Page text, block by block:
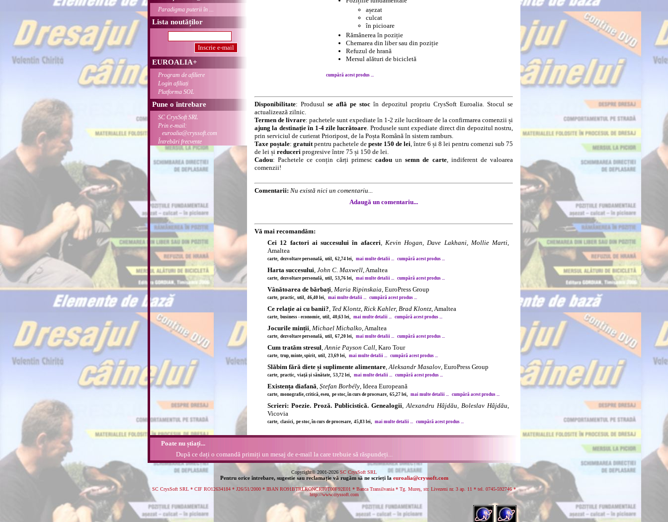
Paradigma puterii în ...
Lista noutăților
EUROALIA+
Program de afiliere
Login afiliați
Platforma SOL
Pune o întrebare
SC CrysSoft SRL
Prin e-mail:
euroalia@cryssoft.com
Întrebări frecvente
așezat
culcat
în picioare
Rămânerea în poziție
Chemarea din liber sau din poziție
Refuzul de hrană
Mersul alături de bicicletă
cumpără acest produs ...
Disponibilitate: Produsul se află pe stoc în depozitul propriu CrysSoft Euroalia. Stocul se
actualizează zilnic.
Termen de livrare: pachetele sunt expediate în 1-2 zile lucrătoare de la confirmarea comenzii și
ajung la destinație în 1-4 zile lucrătoare. Produsele sunt expediate direct din depozitul nostru,
prin serviciul de curierat Prioripost, de la Poșta Română în sistem ramburs.
Taxe poștale: gratuitpentru pachetele de peste 150 de lei, între 6 și 8 lei pentru comenzi sub 75
de lei și reduceri progresive între 75 și 150 de lei.
Cadou: Pachetele ce conțin cărți primesc cadouunsemn de carte, indiferent de valoarea
comenzii!
Comentarii: Nu există nici un comentariu...
Adaugă un comentariu...
Vă mai recomandăm:
Cei 12 factori ai succesului în afaceri, Kevin Hogan, Dave Lakhani, Mollie Marti,
Amaltea
carte, dezvoltare personală, util, 62,74 lei, mai multe detalii ... cumpără acest produs ...
Harta succesului, John C. Maxwell, Amaltea
carte, dezvoltare personală, util, 53,76 lei, mai multe detalii ... cumpără acest produs ...
Vânătoarea de bărbați, Maria Ripinskaia, EuroPress Group
carte, practic, util, 46,40 lei, mai multe detalii ... cumpără acest produs ...
Ce relație ai cu banii?, Ted Klontz, Rick Kahler, Brad Klontz, Amaltea
carte, business - economie, util, 40,63 lei, mai multe detalii ... cumpără acest produs ...
Jocurile minții, Michael Michalko, Amaltea
carte, dezvoltare personală, util, 67,20 lei, mai multe detalii ... cumpără acest produs ...
Cum tratăm stresul,Annie Payson Call, Karo Tour
carte, trup, minte, spirit, util, 23,69 lei, mai multe detalii ... cumpără acest produs ...
Slăbim fără diete și suplimente alimentare,Aleksandr Masalov, EuroPress Group
carte, practic, viață și sănătate, 53,72 lei, mai multe detalii ... cumpără acest produs ...
Existența diafană, Ștefan Borbély, Ideea Europeană
carte, monografie, critică, eseu, pe stoc, în curs de procesare, 65,27 lei, mai multe detalii ... cumpără acest produs ...
Scrieri: Poezie. Proză. Publicistică. Genealogii,Alexandru Hâjdău, Boleslav Hâjdău,
Vicovia
carte, clasici, pe stoc, în curs de procesare, 45,83 lei, mai multe detalii ... cumpără acest produs ...
Poate nu știați...
După ce dați o comandă primiți un mesaj de e-mail la care trebuie să răspundeți...
Copyright© 2001-2026 SC CrysSoft SRL
Pentru orice întrebare, sugestie sau reclamație vă rugăm să ne scrieți la euroalia@cryssoft.com
SC CrysSoft SRL * CIF RO12634184 * J26/51/2000 * IBAN RO91BTRLRONCRT0T00F92E01 * Banca Transilvania * Tg. Mureș, str. Livezeni nr. 3 ap. 11 * tel. 0745-592746 *
http://www.cryssoft.com